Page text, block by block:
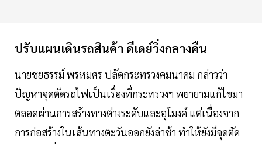
ปรับแผนเดินรถสินค้า ดีเดย์วิ่งกลางคืน
นายชยธรรม์ พรหมศร ปลัดกระทรวงคมนาคม กล่าวว่า
ปัญหาจุดตัดรถไฟเป็นเรื่องที่กระทรวงฯ พยายามแก้ไขมา
ตลอดผ่านการสร้างทางต่างระดับและอุโมงค์ แต่เนื่องจาก
การก่อสร้างในเส้นทางตะวันออกยังล่าช้า ทำให้ยังมีจุดตัด